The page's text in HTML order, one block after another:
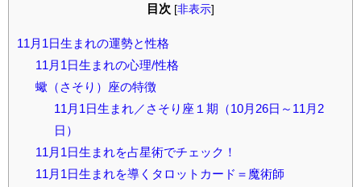
目次 [非表示]
11月1日生まれの運勢と性格
11月1日生まれの心理/性格
蠍（さそり）座の特徴
11月1日生まれ／さそり座１期（10月26日～11月2
日）
11月1日生まれを占星術でチェック！
11月1日生まれを導くタロットカード＝魔術師